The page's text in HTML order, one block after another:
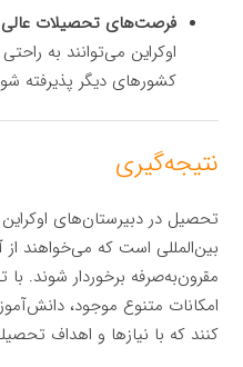
فرصت‌های تحصیلات عالی
اوکراین می‌توانند به
کشورهای دیگر پذیرفته
نتیجه‌گیری
تحصیل در دبیرستان‌های
بین‌المللی است که می‌خواهند
مقرون‌به‌صرفه برخوردار شوند. با
امکانات متنوع موجود،
کنند که با نیازها و اهداف